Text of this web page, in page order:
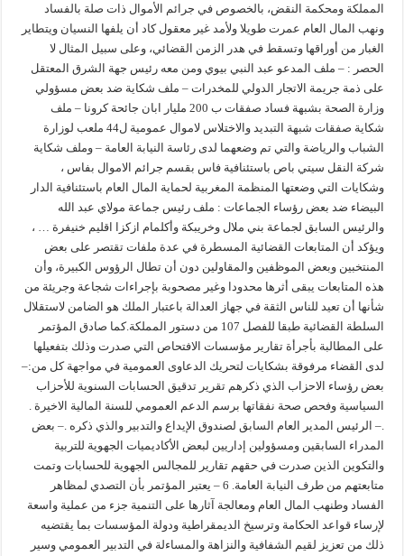
المملكة ومحكمة النقض، بالخصوص في جرائم الأموال ذات صلة بالفساد
ونهب المال العام عمرت طويلا ولأمد غير معقول كاد أن يلفها النسيان ويتطاير
الغبار من أوراقها وتسقط في هدر الزمن القضائي، وعلى سبيل المثال لا
الحصر : – ملف المدعو عبد النبي بيوي ومن معه رئيس جهة الشرق المعتقل
على ذمة جريمة الاتجار الدولي للمخدرات – ملف شكاية ضد بعض مسؤولي
وزارة الصحة بشبهة فساد صفقات ب 200 مليار ابان جائحة كرونا – ملف
شكاية صفقات شبهة التبديد والاختلاس لاموال عمومية ل44 ملعب لوزارة
الشباب والرياضة والتي تم وضعهما لدى رئاسة النيابة العامة – وملف شكاية
شركة النقل سيتي باص باستئنافية فاس بقسم جرائم الاموال بفاس ،
وشكايات التي وضعتها المنظمة المغربية لحماية المال العام باستئنافية الدار
البيضاء ضد بعض رؤساء الجماعات : ملف رئيس جماعة مولاي عبد الله
والرئيس السابق لجماعة بني ملال وخريبكة وأكلمام ازكزا اقليم خنيفرة … ،
ويؤكد أن المتابعات القضائية المسطرة في عدة ملفات تقتصر على بعض
المنتخبين وبعض الموظفين والمقاولين دون أن تطال الرؤوس الكبيرة، وأن
هذه المتابعات يبقى أثرها محدودا وغير مصحوبة بإجراءات شجاعة وجريئة من
شأنها أن تعيد للناس الثقة في جهاز العدالة باعتبار الملك هو الضامن لاستقلال
السلطة القضائية طبقا للفصل 107 من دستور المملكة.كما صادق المؤتمر
على المطالبة بأجرأة تقارير مؤسسات الافتحاص التي صدرت وذلك بتفعيلها
لدى القضاء مرفوقة بشكايات لتحريك الدعاوى العمومية في مواجهة كل من:–
بعض رؤساء الاحزاب الذي ذكرهم تقرير تدقيق الحسابات السنوية للأحزاب
السياسية وفحص صحة نفقاتها برسم الدعم العمومي للسنة المالية الاخيرة .
.– الرئيس المدير العام السابق لصندوق الإيداع والتدبير والذي ذكره .– بعض
المدراء السابقين ومسؤولين إداريين لبعض الأكاديميات الجهوية للتربية
والتكوين الذين صدرت في حقهم تقارير للمجالس الجهوية للحسابات وتمت
متابعتهم من طرف النيابة العامة. 6 – يعتبر المؤتمر بأن التصدي لمظاهر
الفساد وطنهب المال العام ومعالجة آثارها على التنمية جزء من عملية واسعة
لإرساء قواعد الحكامة وترسيخ الديمقراطية ودولة المؤسسات بما يقتضيه
ذلك من تعزيز لقيم الشفافية والنزاهة والمساءلة في التدبير العمومي وسير